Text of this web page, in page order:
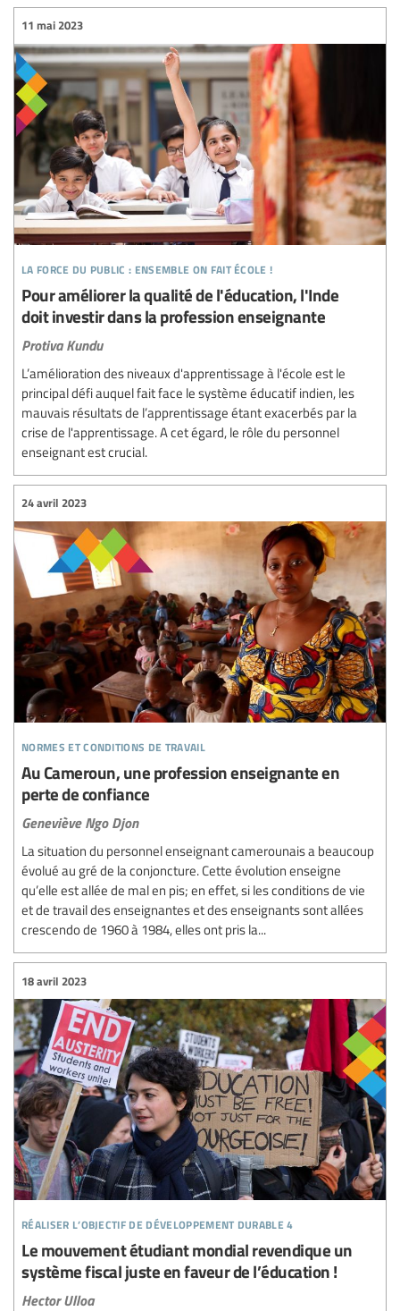
la force du public : ensemble on fait école !
11 mai 2023
Pour améliorer la qualité de l'éducation, l'Inde
doit investir dans la profession enseignante
Protiva Kundu
L’amélioration des niveaux d'apprentissage à l'école est le
principal défi auquel fait face le système éducatif indien, les
mauvais résultats de l’apprentissage étant exacerbés par la
crise de l'apprentissage. A cet égard, le rôle du personnel
enseignant est crucial.
normes et conditions de travail
24 avril 2023
Au Cameroun, une profession enseignante en
perte de confiance
Geneviève Ngo Djon
La situation du personnel enseignant camerounais a beaucoup
évolué au gré de la conjoncture. Cette évolution enseigne
qu’elle est allée de mal en pis; en effet, si les conditions de vie
et de travail des enseignantes et des enseignants sont allées
crescendo de 1960 à 1984, elles ont pris la...
réaliser l’objectif de développement durable 4
18 avril 2023
Le mouvement étudiant mondial revendique un
système fiscal juste en faveur de l’éducation !
Hector Ulloa